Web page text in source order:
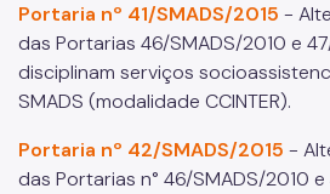
Gestão da Informação
Monitoramento e Avaliação
Imprensa
Portaria nº 41/SMADS/2015 -
das Portarias 46/SMADS/2010 e
disciplinam serviços
SMADS (modalidade CCINTER).
Portaria nº 42/SMADS/2015 -
das Portarias n° 46/SMADS/2010